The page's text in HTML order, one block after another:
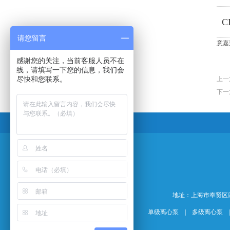
意嘉
上
下一
地址：上海市奉贤区
单级离心泵 多级离心泵
请您留言
感谢您的关注，当前客服人员不在
线，请填写一下您的信息，我们会
尽快和您联系。